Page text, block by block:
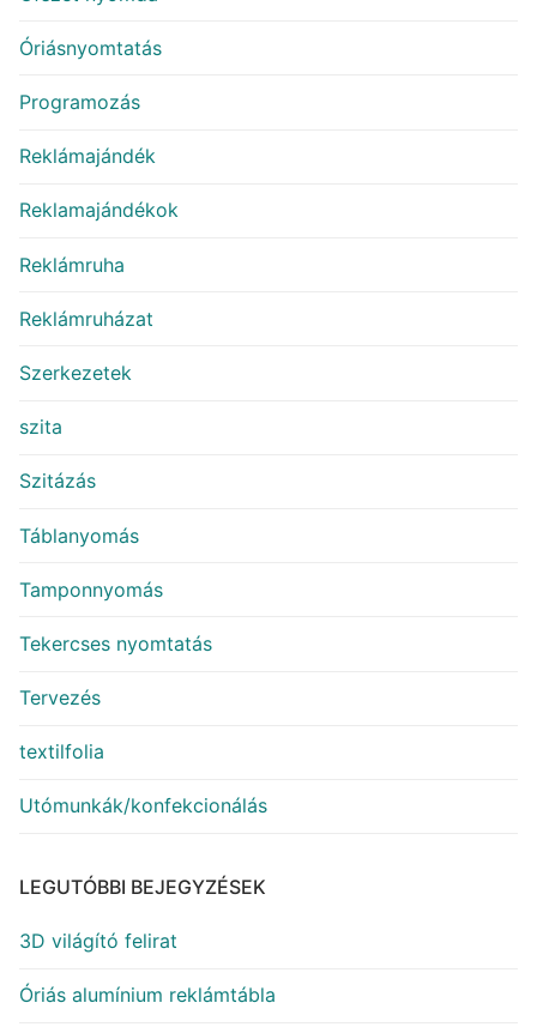
Óriásnyomtatás
Programozás
Reklámajándék
Reklamajándékok
Reklámruha
Reklámruházat
Szerkezetek
szita
Szitázás
Táblanyomás
Tamponnyomás
Tekercses nyomtatás
Tervezés
textilfolia
Utómunkák/konfekcionálás
LEGUTÓBBI BEJEGYZÉSEK
3D világító felirat
Óriás alumínium reklámtábla